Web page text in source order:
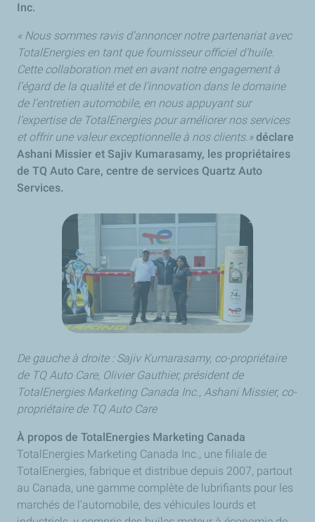
Inc.
« Nous sommes ravis d’annoncer notre partenariat avec
TotalEnergies en tant que fournisseur officiel d’huile.
Cette collaboration met en avant notre engagement à
l’égard de la qualité et de l’innovation dans le domaine
de l’entretien automobile, en nous appuyant sur
l’expertise de TotalEnergies pour améliorer nos services
et offrir une valeur exceptionnelle à nos clients.» déclare
Ashani Missier et Sajiv Kumarasamy, les propriétaires
de TQ Auto Care, centre de services Quartz Auto
Services.
De gauche à droite : Sajiv Kumarasamy, co-propriétaire
de TQ Auto Care, Olivier Gauthier, président de
TotalEnergies Marketing Canada Inc., Ashani Missier, co-
propriétaire de TQ Auto Care
À propos de TotalEnergies Marketing Canada
TotalEnergies Marketing Canada Inc., une filiale de
TotalEnergies, fabrique et distribue depuis 2007, partout
au Canada, une gamme complète de lubrifiants pour les
marchés de l’automobile, des véhicules lourds et